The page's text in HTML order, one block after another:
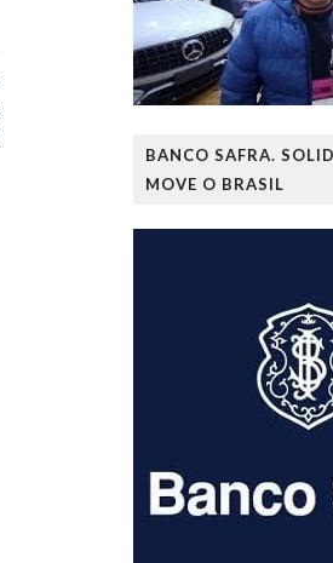
BANCO SAFRA.
MOVE O BRASIL